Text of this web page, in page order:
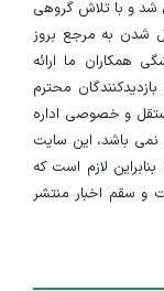
تاریخ ۱۳۹۱/۱/۱۰ راه اندازی شد و با تلاش گروهی
شدن به مرجع بروز
همکاران ما ارائه
محترم
و خصوصی اداره
نمی باشد، این سایت
لازم است که
سقم اخبار منتشر